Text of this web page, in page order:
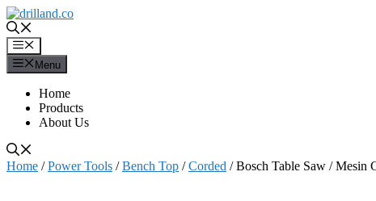
Skip
to
contentMenu
Menu
Home
Products
About Us
Home /Power Tools /Bench Top /Corded / Bosch Table Saw /